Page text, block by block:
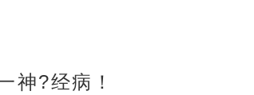
神?经病！